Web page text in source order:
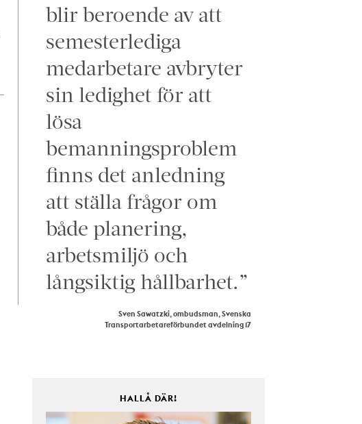
blir beroende av att
semesterlediga
medarbetare avbryter
sin ledighet för att
lösa
bemanningsproblem
finns det anledning
att ställa frågor om
både planering,
arbetsmiljö och
långsiktig hållbarhet.”
Sven Sawatzki, ombudsman, Svenska
Transportarbetareförbundet avdelning 17
HALLÅ DÄR!